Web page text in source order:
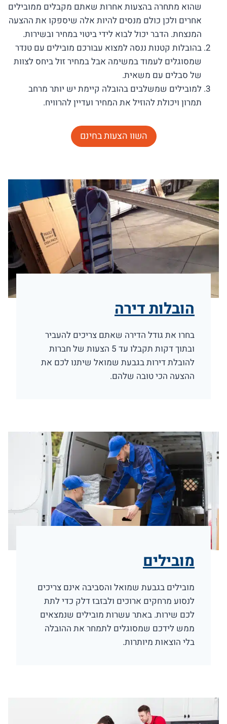
שהוא מתחרה בהצעות אחרות שאתם מקבלים ממובילים
אחרים ולכן כולם מנסים להיות אלה שיספקו את ההצעה
המנצחת. הדבר יכול לבוא לידי ביטוי במחיר ובשירות.
בהובלות קטנות ננסה למצוא עבורכם מובילים עם טנדר
שמסוגלים לעמוד במשימה אבל במחיר זול ביחס לצוות
של סבלים עם משאית.
למובילים שמשלבים בהובלה קיימת יש יותר מרחב
תמרון ויכולת להוזיל את המחיר ועדיין להרוויח.
השוו הצעות בחינם
הובלות דירה
בחרו את גודל הדירה שאתם צריכים להעביר
ובתוך דקות תקבלו עד 5 הצעות של חברות
להובלת דירות בגבעת שמואל שיתנו לכם את
ההצעה הכי טובה שלהם.
מובילים
מובילים בגבעת שמואל והסביבה אינם צריכים
לנסוע מרחקים ארוכים ולבזבז דלק כדי לתת
לכם שירות. באתר עשרות מובילים שנמצאים
ממש לידכם שמסוגלים לתמחר את ההובלה
בלי הוצאות מיותרות.